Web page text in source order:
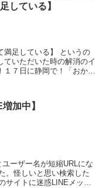
している】
満足している】 というの
ていただいた時の解消のイ
７日に静岡で！「おかし
加中】
ーザー名が短縮URLにな
。怪しいと思い検索した
サイトに迷惑LINEメッセ